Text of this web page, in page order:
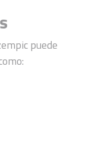
puede